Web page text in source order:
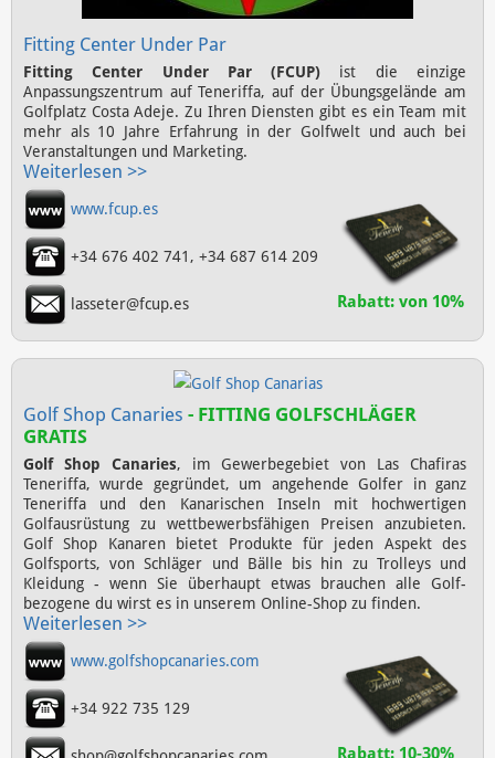
Fitting Center Under Par
Fitting Center Under Par (FCUP) ist die einzige
Anpassungszentrum auf Teneriffa, auf der Übungsgelände am
Golfplatz Costa Adeje. Zu Ihren Diensten gibt es ein Team mit
mehr als 10 Jahre Erfahrung in der Golfwelt und auch bei
Veranstaltungen und Marketing.
Weiterlesen >>
www.fcup.es
+34 676 402 741, +34 687 614 209
lasseter@fcup.es Rabatt: von 10%
Golf Shop Canaries - FITTING GOLFSCHLÄGER
GRATIS
Golf Shop Canaries, im Gewerbegebiet von Las Chafiras
Teneriffa, wurde gegründet, um angehende Golfer in ganz
Teneriffa und den Kanarischen Inseln mit hochwertigen
Golfausrüstung zu wettbewerbsfähigen Preisen anzubieten.
Golf Shop Kanaren bietet Produkte für jeden Aspekt des
Golfsports, von Schläger und Bälle bis hin zu Trolleys und
Kleidung - wenn Sie überhaupt etwas brauchen alle Golf-
bezogene du wirst es in unserem Online-Shop zu finden.
Weiterlesen >>
www.golfshopcanaries.com
+34 922 735 129
Rabatt: 10-30%